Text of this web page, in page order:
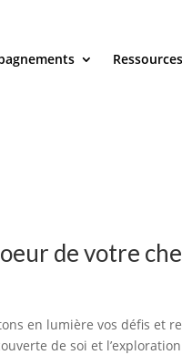
Ressources
de votre
en lumière vos défis et
de soi et